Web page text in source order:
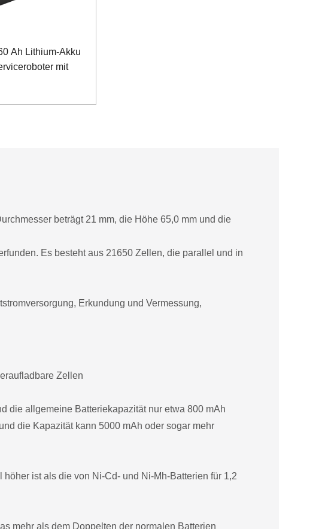
Ah Lithium-Akku
mit
beträgt 21 mm, die Höhe 65,0 mm und die
Es besteht aus 21650 Zellen, die parallel und in
Erkundung und Vermessung,
Zellen
die allgemeine Batteriekapazität nur etwa 800 mAh
die Kapazität kann 5000 mAh oder sogar mehr
ist als die von Ni-Cd- und Ni-Mh-Batterien für 1,2
mehr als dem Doppelten der normalen Batterien